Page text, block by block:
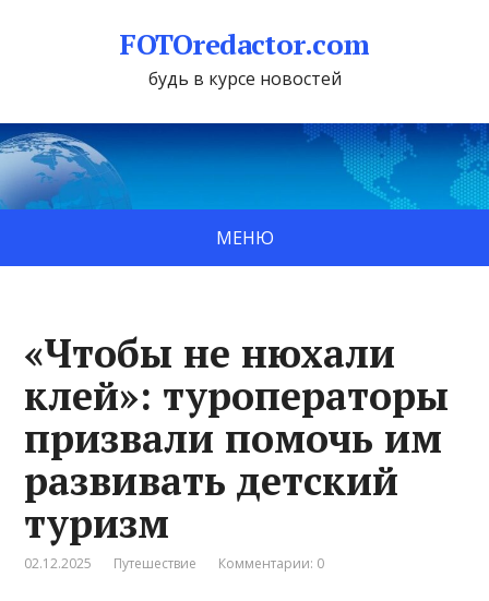
FOTOredactor.com
будь в курсе новостей
МЕНЮ
«Чтобы не нюхали
клей»: туроператоры
призвали помочь им
развивать детский
туризм
02.12.2025 Путешествие Комментарии: 0